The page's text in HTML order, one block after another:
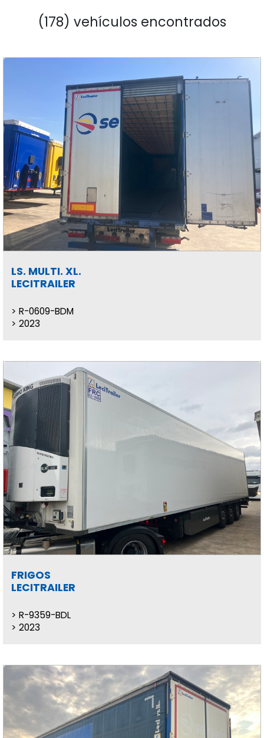
(178) vehículos encontrados
LS. MULTI. XL.
LECITRAILER
R-0609-BDM
2023
FRIGOS
LECITRAILER
R-9359-BDL
2023